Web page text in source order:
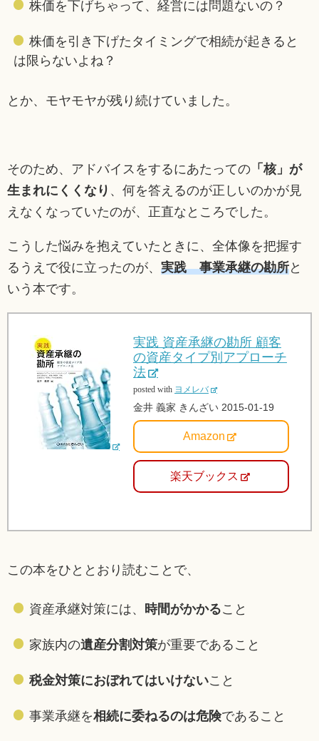
株価を下げちゃって、経営には問題ないの？
株価を引き下げたタイミングで相続が起きると
は限らないよね？
とか、モヤモヤが残り続けていました。
そのため、アドバイスをするにあたっての 「核」が
生まれにくくなり 、何を答えるのが正しいのかが見
えなくなっていたのが、正直なところでした。
こうした悩みを抱えていたときに、全体像を把握す
るうえで役に立ったのが、 実践 事業承継の勘所と
いう本です。
実践 資産承継の勘所 顧客
の資産タイプ別アプローチ
法
posted with ヨメレバ
金井 義家 きんざい 2015-01-19
Amazon
楽天ブックス
この本をひととおり読むことで、
資産承継対策には、 時間がかかること
家族内の遺産分割対策が重要であること
税金対策におぼれてはいけないこと
事業承継を相続に委ねるのは危険であること